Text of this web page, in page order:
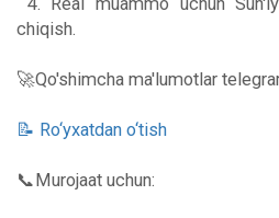
chiqish.
🚀Qo'shimcha ma'lumotlar
📝 Ro‘yxatdan o‘tish
📞Murojaat uchun: